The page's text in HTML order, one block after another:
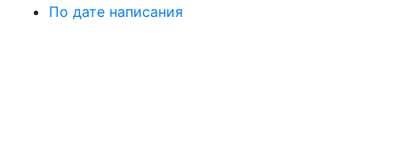
По дате написания